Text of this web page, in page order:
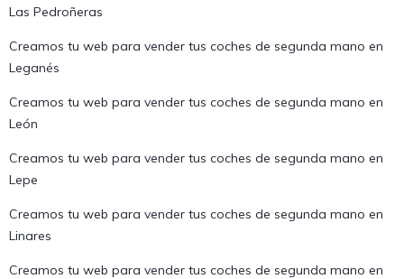
Las Pedroñeras
Creamos tu web para vender tus coches de segunda mano en
Leganés
Creamos tu web para vender tus coches de segunda mano en
León
Creamos tu web para vender tus coches de segunda mano en
Lepe
Creamos tu web para vender tus coches de segunda mano en
Linares
Creamos tu web para vender tus coches de segunda mano en